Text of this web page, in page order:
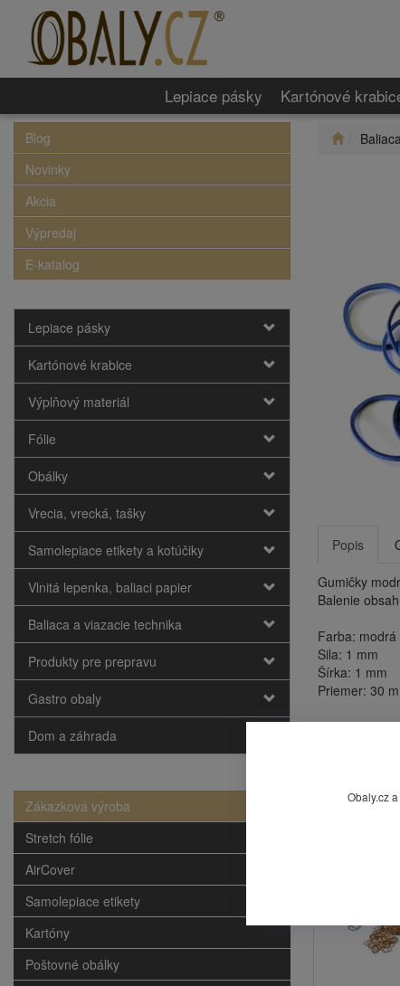
Lepiace pásky Kartónové
Blog
Novinky
Akcia
Výpredaj
E-katalog
Lepiace pásky
Kartónové krabice
Výplňový materiál
Fólie
Obálky
Vrecia, vrecká, tašky
Samolepiace etikety a kotúčiky
Vlnitá lepenka, baliaci papier
Baliaca a viazacie technika
Produkty pre prepravu
Gastro obaly
Dom a záhrada
Zákazková výroba
Stretch fólie
AirCover
Samolepiace etikety
Kartóny
Poštovné obálky
Popis
Gumičky
Balenie
Farba: modrá
Sila: 1 mm
Šírka: 1 mm
Priemer: 30
Výpredaj
Obaly.cz